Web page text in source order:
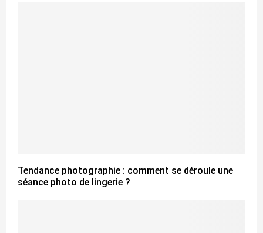
Tendance photographie : comment se déroule une
séance photo de lingerie ?